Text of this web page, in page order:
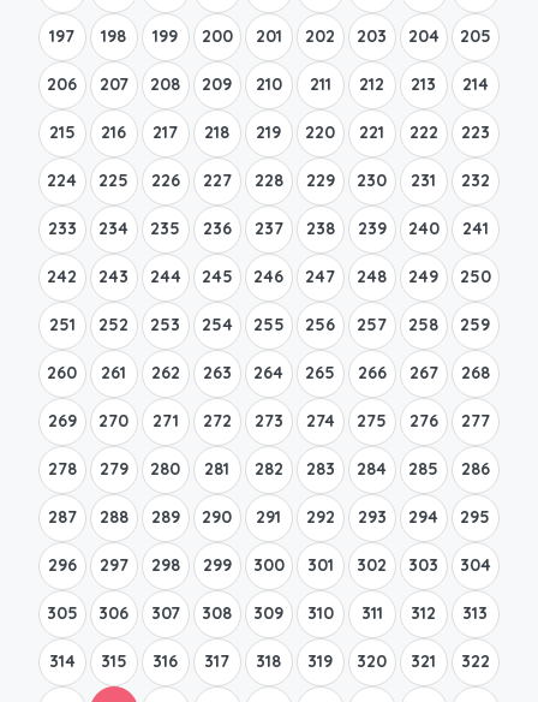
197 198 199 200 201 202 203 204 205
206 207 208 209 210 211 212 213 214
215 216 217 218 219 220 221 222 223
224 225 226 227 228 229 230 231 232
233 234 235 236 237 238 239 240 241
242 243 244 245 246 247 248 249 250
251 252 253 254 255 256 257 258 259
260 261 262 263 264 265 266 267 268
269 270 271 272 273 274 275 276 277
278 279 280 281 282 283 284 285 286
287 288 289 290 291 292 293 294 295
296 297 298 299 300 301 302 303 304
305 306 307 308 309 310 311 312 313
314 315 316 317 318 319 320 321 322